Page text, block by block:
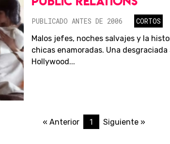
PUBLICADO ANTES DE 2006
CORTOS
Malos jefes, noches salvajes y la
chicas enamoradas. Una
Hollywood...
« Anterior 1 Siguiente »